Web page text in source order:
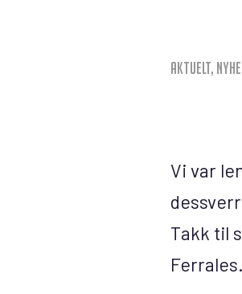
Aktuelt,
Vi var
Takk til